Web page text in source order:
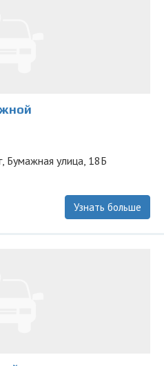
Бумажная улица, 18Б
Узнать больше